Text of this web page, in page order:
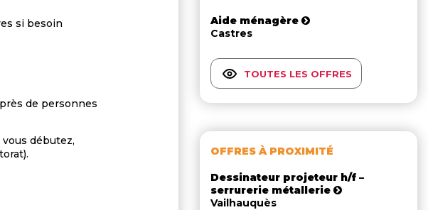
si besoin
de personnes
débutez,
Aide ménagère
Castres
TOUTES LES OFFRES
OFFRES À PROXIMITÉ
Dessinateur projeteur h/f –
serrurerie métallerie
Vailhauquès